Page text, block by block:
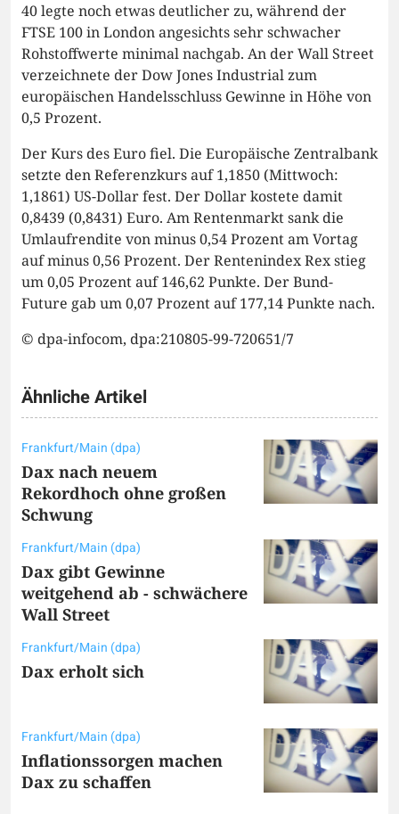
40 legte noch etwas deutlicher zu, während der
FTSE 100 in London angesichts sehr schwacher
Rohstoffwerte minimal nachgab. An der Wall Street
verzeichnete der Dow Jones Industrial zum
europäischen Handelsschluss Gewinne in Höhe von
0,5 Prozent.
Der Kurs des Euro fiel. Die Europäische Zentralbank
setzte den Referenzkurs auf 1,1850 (Mittwoch:
1,1861) US-Dollar fest. Der Dollar kostete damit
0,8439 (0,8431) Euro. Am Rentenmarkt sank die
Umlaufrendite von minus 0,54 Prozent am Vortag
auf minus 0,56 Prozent. Der Rentenindex Rex stieg
um 0,05 Prozent auf 146,62 Punkte. Der Bund-
Future gab um 0,07 Prozent auf 177,14 Punkte nach.
© dpa-infocom, dpa:210805-99-720651/7
Ähnliche Artikel
Frankfurt/Main (dpa)
Dax nach neuem
Rekordhoch ohne großen
Schwung
Frankfurt/Main (dpa)
Dax gibt Gewinne
weitgehend ab - schwächere
Wall Street
Frankfurt/Main (dpa)
Dax erholt sich
Frankfurt/Main (dpa)
Inflationssorgen machen
Dax zu schaffen